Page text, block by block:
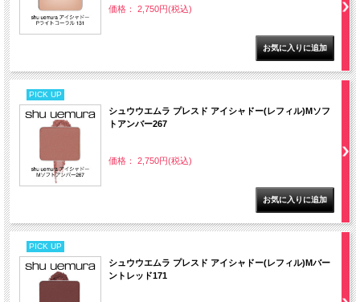
価格： 2,750円(税込)
PICK UP
シュウウエムラ プレスド アイシャドー(レフィル)Mソフ
トアンバー267
価格： 2,750円(税込)
PICK UP
シュウウエムラ プレスド アイシャドー(レフィル)Mバー
ントレッド171